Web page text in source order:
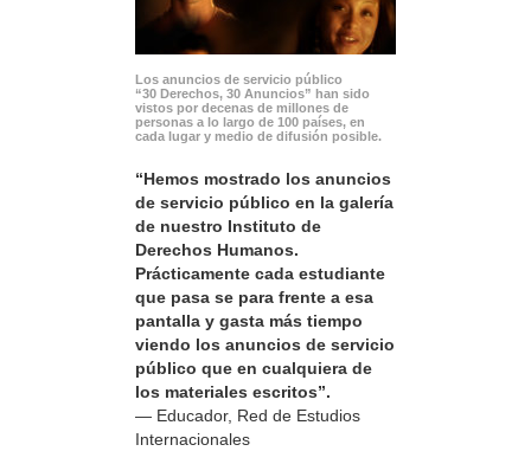
Los anuncios de servicio público
“30 Derechos, 30 Anuncios” han sido
vistos por decenas de millones de
personas a lo largo de 100 países, en
cada lugar y medio de difusión posible.
“Hemos mostrado los anuncios
de servicio público en la galería
de nuestro Instituto de
Derechos Humanos.
Prácticamente cada estudiante
que pasa se para frente a esa
pantalla y gasta más tiempo
viendo los anuncios de servicio
público que en cualquiera de
los materiales escritos”.
— Educador, Red de Estudios
Internacionales